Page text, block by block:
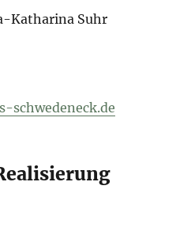
Katharina Suhr
schwedeneck.de